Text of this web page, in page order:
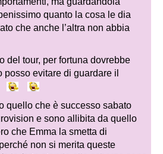
quanto la cosa le dia
che anche l’altra non abbia
del tour, per fortuna dovrebbe
posso evitare di guardare il
quello che è successo sabato
e sono allibita da quello
che Emma la smetta di
non si merita queste